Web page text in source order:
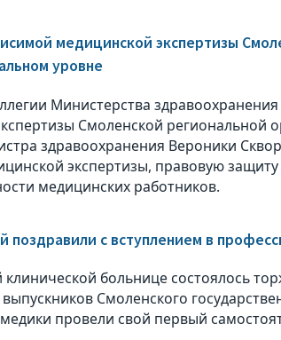
медицинской экспертизы
уровне
Министерства
Смоленской региональной
здравоохранения Вероники
экспертизы, правовую
медицинских работников.
поздравили с вступлением в
клинической больнице состоялось
Смоленского
провели свой первый